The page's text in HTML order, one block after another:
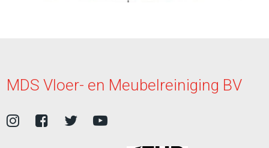
MDS Vloer- en Meubelreiniging BV